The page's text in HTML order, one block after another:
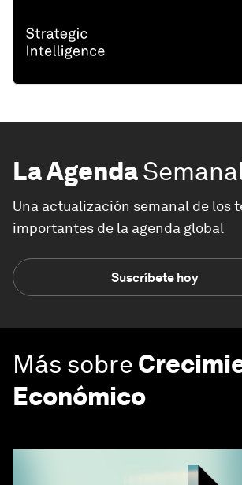
La Agenda
Una actualización semanal de los
importantes de la agenda global
Suscríbete hoy
Más sobre
Económico